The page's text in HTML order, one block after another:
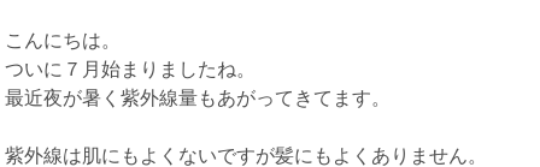
こんにちは。
ついに７月始まりましたね。
最近夜が暑く紫外線量もあがってきてます。
紫外線は肌にもよくないですが髪にもよくありません。